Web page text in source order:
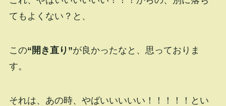
てもよくない？と、
この“開き直り”が良かったなと、思っておりま
す。
それは、あの時、やばいいいいい！！！！！とい